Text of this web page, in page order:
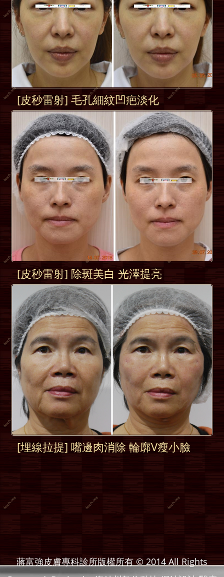
[皮秒雷射] 毛孔細紋凹疤淡化
[皮秒雷射] 除斑美白 光澤提亮
[埋線拉提] 嘴邊肉消除 輪廓V瘦小臉
蔣富強皮膚專科診所版權所有 © 2014 All Rights